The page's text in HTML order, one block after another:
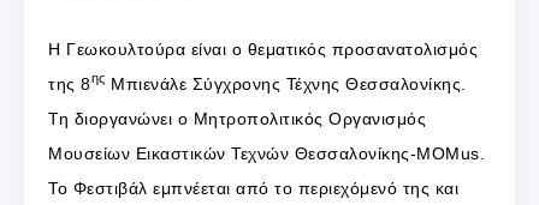
Η Γεωκουλτούρα είναι ο θεματικός προσανατολισμός
της 8ης Μπιενάλε Σύγχρονης Τέχνης Θεσσαλονίκης.
Τη διοργανώνει ο Μητροπολιτικός Οργανισμός
Μουσείων Εικαστικών Τεχνών Θεσσαλονίκης-MOMus.
Το Φεστιβάλ εμπνέεται από το περιεχόμενό της και